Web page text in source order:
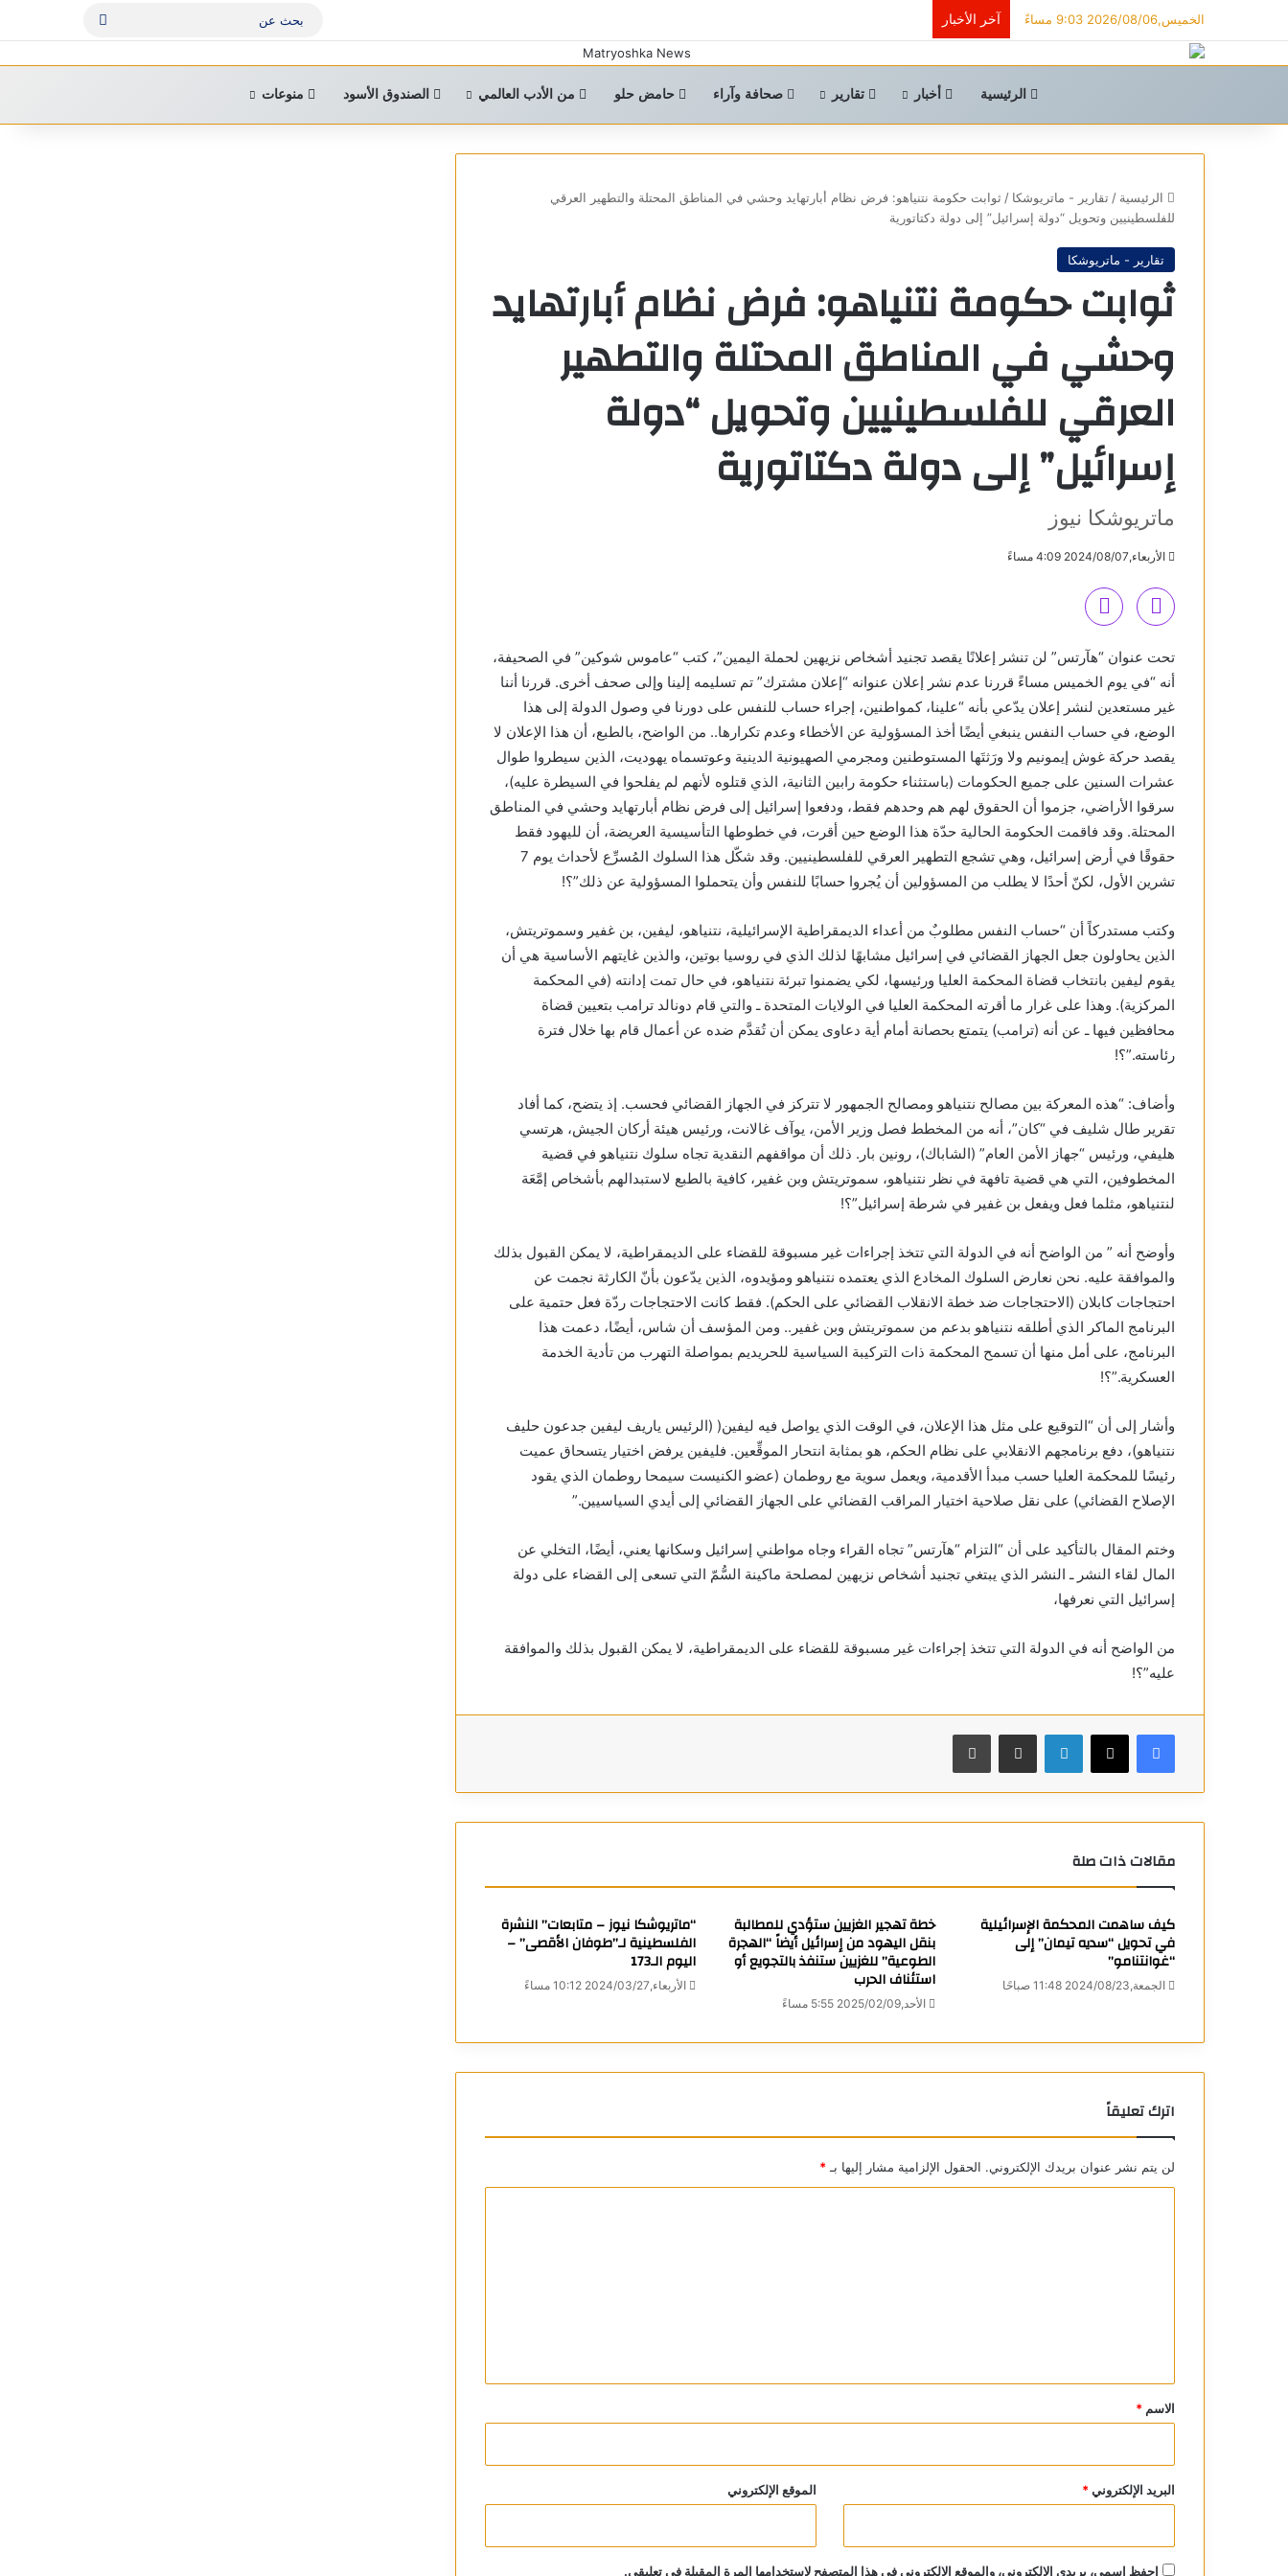
الخميس,2026/08/06 9:03 مساءً آخر الأخبار
الرئيسية أخبار تقارير صحافة وآراء حامض حلو من الأدب العالمي الصندوق الأسود منوعات
الرئيسية / تقارير - ماتريوشكا / ثوابت حكومة نتنياهو: فرض نظام أبارتهايد وحشي في المناطق المحتلة والتطهير العرقي
للفلسطينيين وتحويل “دولة إسرائيل” إلى دولة دكتاتورية
تقارير - ماتريوشكا
ثوابت حكومة نتنياهو: فرض نظام أبارتهايد
وحشي في المناطق المحتلة والتطهير
العرقي للفلسطينيين وتحويل “دولة
إسرائيل” إلى دولة دكتاتورية
ماتريوشكا نيوز
الأربعاء,2024/08/07 4:09 مساءً
تحت عنوان “هآرتس” لن تنشر إعلانًا يقصد تجنيد أشخاص نزيهين لحملة اليمين”، كتب “عاموس شوكين” في الصحيفة،
أنه “في يوم الخميس مساءً قررنا عدم نشر إعلان عنوانه “إعلان مشترك” تم تسليمه إلينا وإلى صحف أخرى. قررنا أننا
غير مستعدين لنشر إعلان يدّعي بأنه “علينا، كمواطنين، إجراء حساب للنفس على دورنا في وصول الدولة إلى هذا
الوضع، في حساب النفس ينبغي أيضًا أخذ المسؤولية عن الأخطاء وعدم تكرارها.. من الواضح، بالطبع، أن هذا الإعلان لا
يقصد حركة غوش إيمونيم ولا ورَثتَها المستوطنين ومجرمي الصهيونية الدينية وعوتسماه يهوديت، الذين سيطروا طوال
عشرات السنين على جميع الحكومات (باستثناء حكومة رابين الثانية، الذي قتلوه لأنهم لم يفلحوا في السيطرة عليه)،
سرقوا الأراضي، جزموا أن الحقوق لهم هم وحدهم فقط، ودفعوا إسرائيل إلى فرض نظام أبارتهايد وحشي في المناطق
المحتلة. وقد فاقمت الحكومة الحالية حدّة هذا الوضع حين أقرت، في خطوطها التأسيسية العريضة، أن لليهود فقط
حقوقًا في أرض إسرائيل، وهي تشجع التطهير العرقي للفلسطينيين. وقد شكّل هذا السلوك المُسرِّع لأحداث يوم 7
تشرين الأول، لكنّ أحدًا لا يطلب من المسؤولين أن يُجروا حسابًا للنفس وأن يتحملوا المسؤولية عن ذلك”؟!
وكتب مستدركاً أن “حساب النفس مطلوبٌ من أعداء الديمقراطية الإسرائيلية، نتنياهو، ليفين، بن غفير وسموتريتش،
الذين يحاولون جعل الجهاز القضائي في إسرائيل مشابهًا لذلك الذي في روسيا بوتين، والذين غايتهم الأساسية هي أن
يقوم ليفين بانتخاب قضاة المحكمة العليا ورئيسها، لكي يضمنوا تبرئة نتنياهو، في حال تمت إدانته (في المحكمة
المركزية). وهذا على غرار ما أقرته المحكمة العليا في الولايات المتحدة ـ والتي قام دونالد ترامب بتعيين قضاة
محافظين فيها ـ عن أنه (ترامب) يتمتع بحصانة أمام أية دعاوى يمكن أن تُقدَّم ضده عن أعمال قام بها خلال فترة
رئاسته.”؟!
وأضاف: “هذه المعركة بين مصالح نتنياهو ومصالح الجمهور لا تتركز في الجهاز القضائي فحسب. إذ يتضح، كما أفاد
تقرير طال شليف في “كان”، أنه من المخطط فصل وزير الأمن، يوآف غالانت، ورئيس هيئة أركان الجيش، هرتسي
هليفي، ورئيس “جهاز الأمن العام” (الشاباك)، رونين بار. ذلك أن مواقفهم النقدية تجاه سلوك نتنياهو في قضية
المخطوفين، التي هي قضية تافهة في نظر نتنياهو، سموتريتش وبن غفير، كافية بالطبع لاستبدالهم بأشخاص إمَّعَة
لنتنياهو، مثلما فعل ويفعل بن غفير في شرطة إسرائيل”؟!
وأوضح أنه ” من الواضح أنه في الدولة التي تتخذ إجراءات غير مسبوقة للقضاء على الديمقراطية، لا يمكن القبول بذلك
والموافقة عليه. نحن نعارض السلوك المخادع الذي يعتمده نتنياهو ومؤيدوه، الذين يدّعون بأنّ الكارثة نجمت عن
احتجاجات كابلان (الاحتجاجات ضد خطة الانقلاب القضائي على الحكم). فقط كانت الاحتجاجات ردّة فعل حتمية على
البرنامج الماكر الذي أطلقه نتنياهو بدعم من سموتريتش وبن غفير.. ومن المؤسف أن شاس، أيضًا، دعمت هذا
البرنامج، على أمل منها أن تسمح المحكمة ذات التركيبة السياسية للحريديم بمواصلة التهرب من تأدية الخدمة
العسكرية.”؟!
وأشار إلى أن “التوقيع على مثل هذا الإعلان، في الوقت الذي يواصل فيه ليفين( (الرئيس ياريف ليفين جدعون حليف
نتنياهو)، دفع برنامجهم الانقلابي على نظام الحكم، هو بمثابة انتحار الموقِّعين. فليفين يرفض اختيار يتسحاق عميت
رئيسًا للمحكمة العليا حسب مبدأ الأقدمية، ويعمل سوية مع روطمان (عضو الكنيست سيمحا روطمان الذي يقود
الإصلاح القضائي) على نقل صلاحية اختيار المراقب القضائي على الجهاز القضائي إلى أيدي السياسيين.”
وختم المقال بالتأكيد على أن “التزام “هآرتس” تجاه القراء وجاه مواطني إسرائيل وسكانها يعني، أيضًا، التخلي عن
المال لقاء النشر ـ النشر الذي يبتغي تجنيد أشخاص نزيهين لمصلحة ماكينة السُّمّ التي تسعى إلى القضاء على دولة
إسرائيل التي نعرفها،
من الواضح أنه في الدولة التي تتخذ إجراءات غير مسبوقة للقضاء على الديمقراطية، لا يمكن القبول بذلك والموافقة
عليه”؟!
فيسبوك لينكدإن
مقالات ذات صلة
كيف ساهمت المحكمة الإسرائيلية
في تحويل “سديه تيمان” إلى
“غوانتنامو”
الجمعة,2024/08/23 11:48 صباحًا
خطة تهجير الغزيين ستؤدي للمطالبة
بنقل اليهود من إسرائيل أيضاً “الهجرة
الطوعية” للغزيين ستنفذ بالتجويع أو
استئناف الحرب
الأحد,2025/02/09 5:55 مساءً
“ماتريوشكا نيوز – متابعات” النشرة
الفلسطينية لـ”طوفان الأقصى” –
اليوم الـ173
الأربعاء,2024/03/27 10:12 مساءً
اترك تعليقاً
لن يتم نشر عنوان بريدك الإلكتروني. الحقول الإلزامية مشار إليها بـ *
*
الاسم *
البريد الإلكتروني* الموقع الإلكتروني
احفظ اسمي، بريدي الإلكتروني، والموقع الإلكتروني في هذا المتصفح لاستخدامها المرة المقبلة في تعليقي.